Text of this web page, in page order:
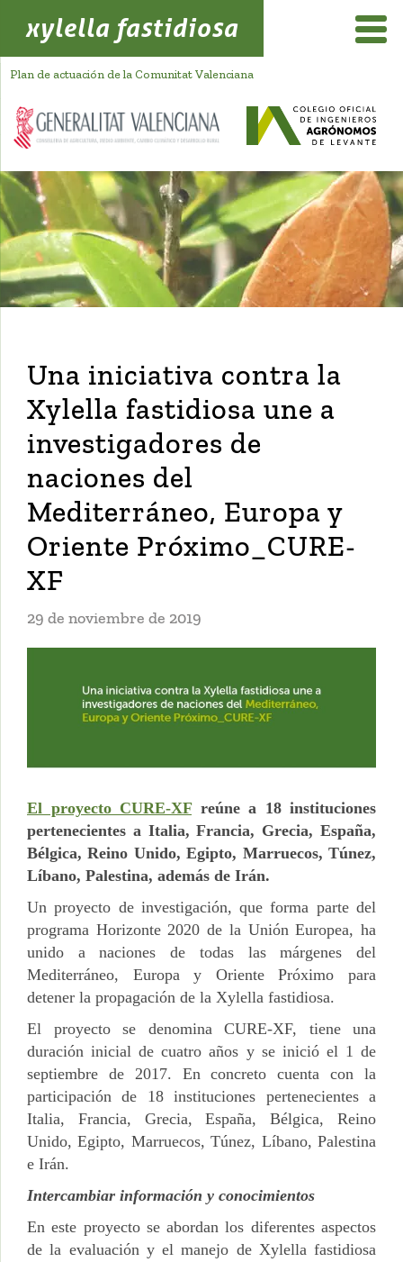
xylella fastidiosa
Plan de actuación de la Comunitat Valenciana
Una iniciativa contra la
Xylella fastidiosa une a
investigadores de
naciones del
Mediterráneo, Europa y
Oriente Próximo_CURE-
XF
29 de noviembre de 2019
El proyecto CURE-XFreúne a 18 instituciones
pertenecientes a Italia, Francia, Grecia, España,
Bélgica, Reino Unido, Egipto, Marruecos, Túnez,
Líbano, Palestina, además de Irán.
Un proyecto de investigación, que forma parte del
programa Horizonte 2020 de la Unión Europea, ha
unido a naciones de todas las márgenes del
Mediterráneo, Europa y Oriente Próximo para
detener la propagación de la Xylella fastidiosa.
El proyecto se denomina CURE-XF, tiene una
duración inicial de cuatro años y se inició el 1 de
septiembre de 2017. En concreto cuenta con la
participación de 18 instituciones pertenecientes a
Italia, Francia, Grecia, España, Bélgica, Reino
Unido, Egipto, Marruecos, Túnez, Líbano, Palestina
e Irán.
Intercambiar información y conocimientos
En este proyecto se abordan los diferentes aspectos
de la evaluación y el manejo de Xylella fastidiosa